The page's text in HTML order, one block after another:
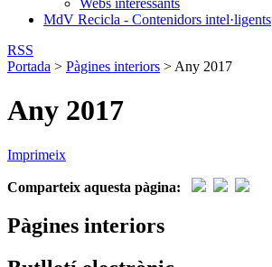
Webs interessants
MdV Recicla - Contenidors intel·ligents
RSS
Portada > Pàgines interiors > Any 2017
Any 2017
Imprimeix
Comparteix aquesta pàgina:
Pàgines interiors